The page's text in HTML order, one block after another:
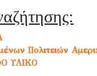
Πολιτειών
ΥΛΙΚΟ